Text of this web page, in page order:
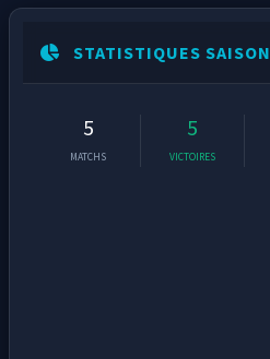
STATISTIQUES SAISON
5
MATCHS
5
VICTOIRES